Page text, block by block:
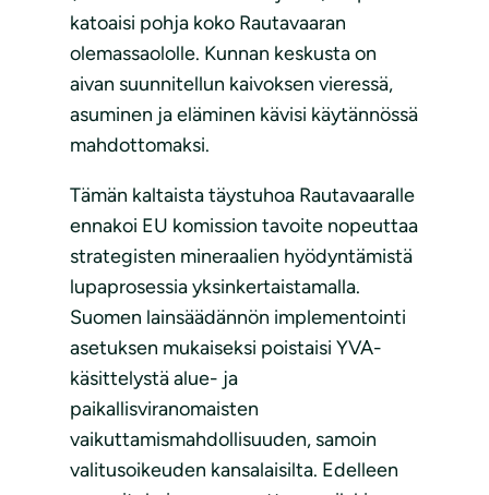
katoaisi pohja koko Rautavaaran
olemassaololle. Kunnan keskusta on
aivan suunnitellun kaivoksen vieressä,
asuminen ja eläminen kävisi käytännössä
mahdottomaksi.
Tämän kaltaista täystuhoa Rautavaaralle
ennakoi EU komission tavoite nopeuttaa
strategisten mineraalien hyödyntämistä
lupaprosessia yksinkertaistamalla.
Suomen lainsäädännön implementointi
asetuksen mukaiseksi poistaisi YVA-
käsittelystä alue- ja
paikallisviranomaisten
vaikuttamismahdollisuuden, samoin
valitusoikeuden kansalaisilta. Edelleen